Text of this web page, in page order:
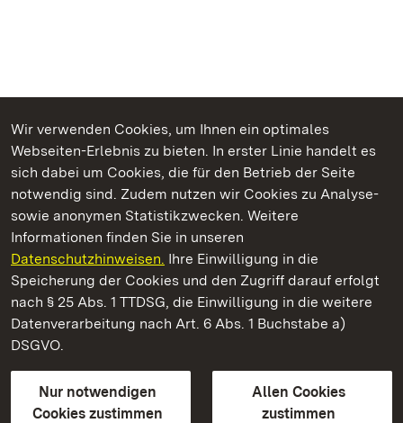
Wir verwenden Cookies, um Ihnen ein optimales
Webseiten-Erlebnis zu bieten. In erster Linie handelt es
sich dabei um Cookies, die für den Betrieb der Seite
notwendig sind. Zudem nutzen wir Cookies zu Analyse-
sowie anonymen Statistikzwecken. Weitere
Informationen finden Sie in unseren
Datenschutzhinweisen. Ihre Einwilligung in die
Speicherung der Cookies und den Zugriff darauf erfolgt
nach § 25 Abs. 1 TTDSG, die Einwilligung in die weitere
Datenverarbeitung nach Art. 6 Abs. 1 Buchstabe a)
DSGVO.
Nur notwendigen
Cookies zustimmen
Allen Cookies
zustimmen
Kommen. Staunen. Genießen.
Staatliche Schlösser und Gärten Baden‑Württemberg
Staatliche Schlösser und Gärten Baden-Württemberg
Kontakt
GebärdenspracheLeichte Sprache
Erklärung zur Barrierefreiheit
BITV-konform (geprüfte Seiten)